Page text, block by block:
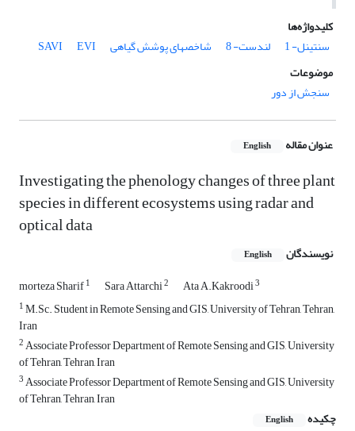
کلیدواژه‌ها
سنتینل- 1
لندست- 8 شاخص‏های پوشش گیاهی SAVI
EVI
موضوعات
سنجش از دور
عنوان مقاله English
Investigating the phenology changes of three plant
species in different ecosystems using radar and
optical data
نویسندگان English
morteza Sharif1 Sara Attarchi2 Ata A.Kakroodi3
1M.Sc. Student in Remote Sensing and GIS, University of Tehran, Tehran,
Iran
2Associate Professor Department of Remote Sensing and GIS, University
of Tehran, Tehran, Iran
3Associate Professor Department of Remote Sensing and GIS, University
of Tehran, Tehran, Iran
چکیده
English